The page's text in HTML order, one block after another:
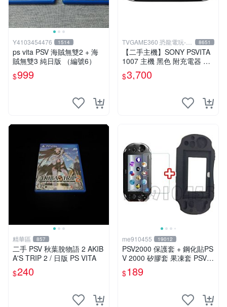
Y4103454476 1514
ps vita PSV 海賊無雙2 + 海
賊無雙3 純日版 （編號6）
$999
TVGAME360 恐龍電玩-台
中店
8651
【二手主機】SONY PSVITA
1007 主機 黑色 附充電器 US
B傳輸線 PS VITA PSV【台中
恐龍電玩】
$3,700
精華區 857
二手 PSV 秋葉脫物語 2 AKIB
A'S TRIP 2 / 日版 PS VITA
$240
me910455 19012
PSV2000 保護套 + 鋼化貼PS
V 2000 矽膠套 果凍套 PSV2
007 保護貼 玻璃貼 PSV 配件
有現貨
$189